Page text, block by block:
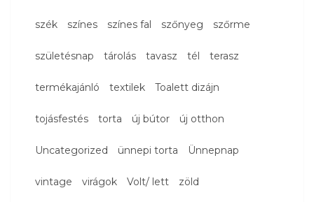
szék színes színes fal szőnyeg szőrme
születésnap tárolás tavasz tél terasz
termékajánló textilek Toalett dizájn
tojásfestés torta új bútor új otthon
Uncategorized ünnepi torta Ünnepnap
vintage virágok Volt/ lett zöld